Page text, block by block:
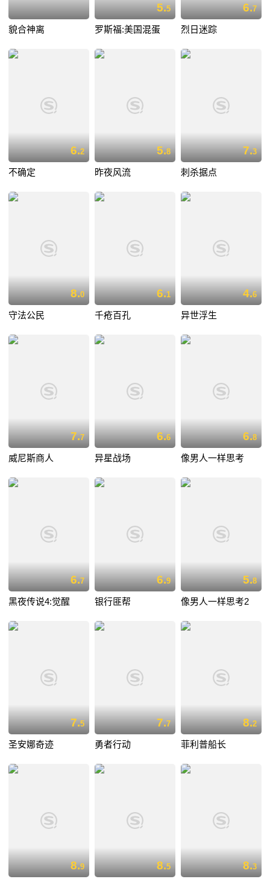
貌合神离
5.5
罗斯福:美国混蛋
6.7
烈日迷踪
6.2
不确定
5.8
昨夜风流
7.3
刺杀据点
8.0
守法公民
6.1
千疮百孔
4.6
异世浮生
7.7
威尼斯商人
6.6
异星战场
6.8
像男人一样思考
6.7
黑夜传说4:觉醒
6.9
银行匪帮
5.8
像男人一样思考2
7.5
圣安娜奇迹
7.7
勇者行动
8.2
菲利普船长
8.9 8.5 8.3